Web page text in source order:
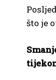
što je